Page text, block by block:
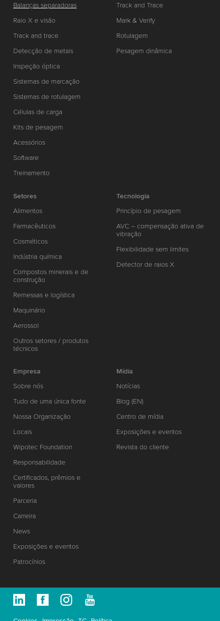
Balanças separadoras
Raio X e visão
Track and trace
Detecção de metais
Inspeção óptica
Sistemas de marcação
Sistemas de rotulagem
Células de carga
Kits de pesagem
Acessórios
Software
Treinamento
Track and Trace
Mark & Verify
Rotulagem
Pesagem dinâmica
Setores
Alimentos
Farmacêuticos
Cosméticos
Indústria química
Compostos minerais e de
construção
Remessas e logística
Maquinário
Aerossol
Outros setores / produtos
técnicos
Tecnologia
Princípio de pesagem
AVC – compensação ativa de
vibração
Flexibilidade sem limites
Detector de raios X
Empresa
Sobre nós
Tudo de uma única fonte
Nossa Organização
Locais
Wipotec Foundation
Responsabilidade
Certificados, prêmios e
valores
Parceria
Carreira
News
Exposições e eventos
Patrocínios
Mídia
Notícias
Blog (EN)
Centro de mídia
Exposições e eventos
Revista do cliente